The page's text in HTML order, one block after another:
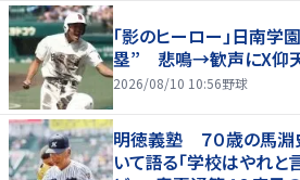
「影のヒーロー」日南
塁” 悲鳴→歓声にX仰天
2026/08/10 10:56野球
明徳義塾 ７０歳の馬淵
いて語る「学校はやれと